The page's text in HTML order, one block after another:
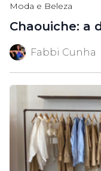
Moda e Beleza
Chaouiche: a
Fabbi Cunha